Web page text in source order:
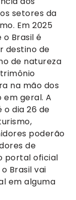
setores da
Em 2025
Brasil é
destino de
de natureza
na mão dos
em geral. A
dia 26 de
poderão
de
portal oficial
Brasil vai
em alguma